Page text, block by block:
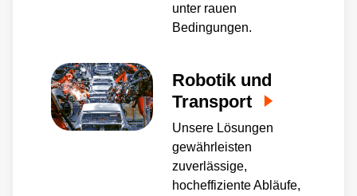
unter rauen
Bedingungen.
Robotik und
Transport
Unsere Lösungen
gewährleisten
zuverlässige,
hocheffiziente Abläufe,